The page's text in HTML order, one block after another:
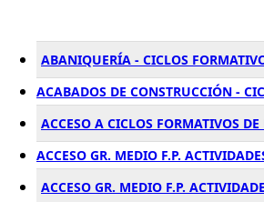
ABANIQUERÍA - CICLOS
ACABADOS DE CONSTRUCCIÓN -
ACCESO A CICLOS FORMATIVOS
ACCESO GR. MEDIO F.P.
ACCESO GR. MEDIO F.P.